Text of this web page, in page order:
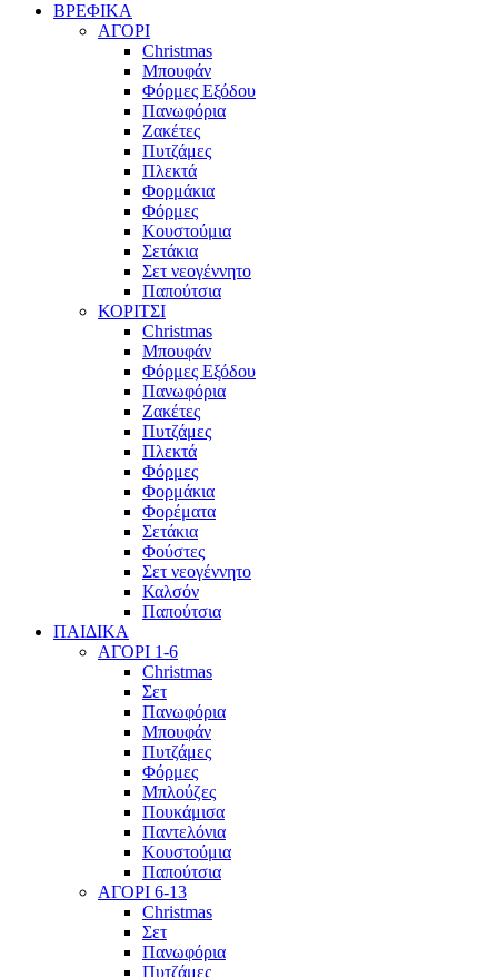
ΒΡΕΦΙΚΑ
ΑΓΟΡΙ
Christmas
Μπουφάν
Φόρμες Εξόδου
Πανωφόρια
Ζακέτες
Πυτζάμες
Πλεκτά
Φορμάκια
Φόρμες
Κουστούμια
Σετάκια
Σετ νεογέννητο
Παπούτσια
ΚΟΡΙΤΣΙ
Christmas
Μπουφάν
Φόρμες Εξόδου
Πανωφόρια
Ζακέτες
Πυτζάμες
Πλεκτά
Φόρμες
Φορμάκια
Φορέματα
Σετάκια
Φούστες
Σετ νεογέννητο
Καλσόν
Παπούτσια
ΠΑΙΔΙΚΑ
ΑΓΟΡΙ 1-6
Christmas
Σετ
Πανωφόρια
Μπουφάν
Πυτζάμες
Φόρμες
Μπλούζες
Πουκάμισα
Παντελόνια
Κουστούμια
Παπούτσια
ΑΓΟΡΙ 6-13
Christmas
Σετ
Πανωφόρια
Πυτζάμες